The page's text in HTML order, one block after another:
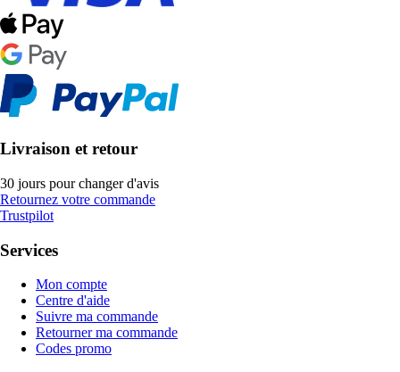
Livraison et retour
30 jours pour changer d'avis
Retournez votre commande
Trustpilot
Services
Mon compte
Centre d'aide
Suivre ma commande
Retourner ma commande
Codes promo